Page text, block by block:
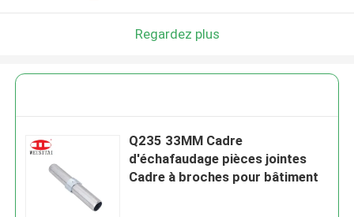
Regardez plus
Q235 33MM Cadre
d'échafaudage pièces jointes
Cadre à broches pour bâtiment